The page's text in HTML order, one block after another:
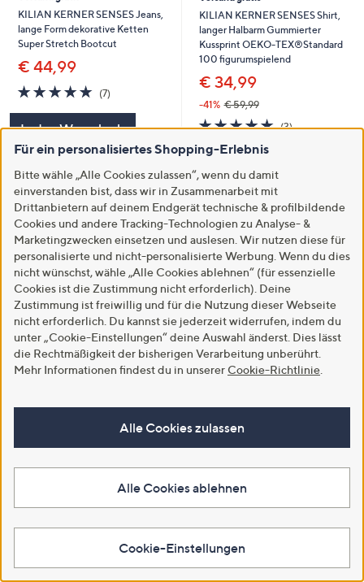
KILIAN KERNER SENSES Jeans,
lange Form dekorative Ketten
Super Stretch Bootcut
€ 44,99
4.7
von
(7)
In den Warenkorb
KILIAN KERNER SENSES Shirt,
langer Halbarm Gummierter
Kussprint OEKO-TEX®Standard
100 figurumspielend
€ 34,99
-41% € 59,99
4.7
(3)
In den Warenkorb
Versand gratis
vonBewertungen
In den Warenkorb
Versand gratis
figurumspielend
€ 39,99
vonBewertungen
In den Warenkorb
Für ein personalisiertes Shopping-Erlebnis
Bitte wähle „Alle Cookies zulassen“, wenn du damit
einverstanden bist, dass wir in Zusammenarbeit mit
Drittanbietern auf deinem Endgerät technische & profilbildende
Cookies und andere Tracking-Technologien zu Analyse- &
Marketingzwecken einsetzen und auslesen. Wir nutzen diese für
personalisierte und nicht-personalisierte Werbung. Wenn du dies
nicht wünschst, wähle „Alle Cookies ablehnen“ (für essenzielle
Cookies ist die Zustimmung nicht erforderlich). Deine
Zustimmung ist freiwillig und für die Nutzung dieser Webseite
nicht erforderlich. Du kannst sie jederzeit widerrufen, indem du
unter „Cookie-Einstellungen“ deine Auswahl änderst. Dies lässt
die Rechtmäßigkeit der bisherigen Verarbeitung unberührt.
Mehr Informationen findest du in unserer Cookie-Richtlinie
Alle Cookies zulassen
Alle Cookies ablehnen
Cookie-Einstellungen